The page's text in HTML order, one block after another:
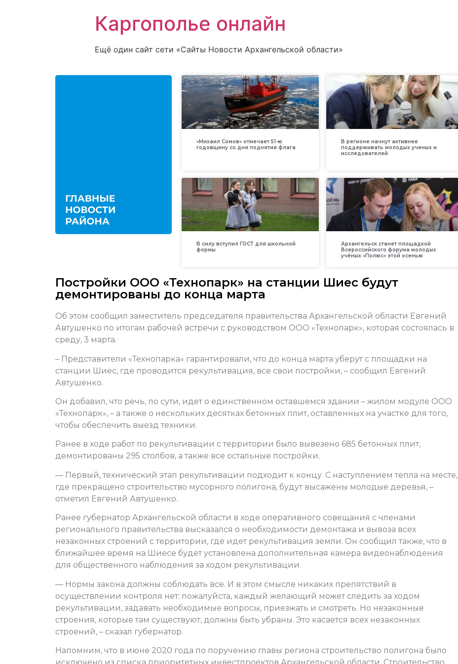
Каргополье онлайн
Ещё один сайт сети «Сайты Новости Архангельской области»
«Михаил Сомов» отмечает 51-ю
годовщину со дня поднятия флага
В регионе начнут активнее
поддерживать молодых ученых и
исследователей
В силу вступил ГОСТ для школьной
формы
Архангельск станет площадкой
Всероссийского форума молодых
учёных «Полюс» этой осенью
Постройки ООО «Технопарк» на станции Шиес будут
демонтированы до конца марта
Об этом сообщил заместитель председателя правительства Архангельской области Евгений
Автушенко по итогам рабочей встречи с руководством ООО «Технопарк», которая состоялась в
среду, 3 марта.
– Представители «Технопарка» гарантировали, что до конца марта уберут с площадки на
станции Шиес, где проводится рекультивация, все свои постройки, – сообщил Евгений
Автушенко.
Он добавил, что речь, по сути, идет о единственном оставшемся здании – жилом модуле ООО
«Технопарк», – а также о нескольких десятках бетонных плит, оставленных на участке для того,
чтобы обеспечить выезд техники.
Ранее в ходе работ по рекультивации с территории было вывезено 685 бетонных плит,
демонтированы 295 столбов, а также все остальные постройки.
— Первый, технический этап рекультивации подходит к концу. С наступлением тепла на месте,
где прекращено строительство мусорного полигона, будут высажены молодые деревья, –
отметил Евгений Автушенко.
Ранее губернатор Архангельской области в ходе оперативного совещания с членами
регионального правительства высказался о необходимости демонтажа и вывоза всех
незаконных строений с территории, где идет рекультивация земли. Он сообщил также, что в
ближайшее время на Шиесе будет установлена дополнительная камера видеонаблюдения
для общественного наблюдения за ходом рекультивации.
— Нормы закона должны соблюдать все. И в этом смысле никаких препятствий в
осуществлении контроля нет: пожалуйста, каждый желающий может следить за ходом
рекультивации, задавать необходимые вопросы, приезжать и смотреть. Но незаконные
строения, которые там существуют, должны быть убраны. Это касается всех незаконных
строений, – сказал губернатор.
Напомним, что в июне 2020 года по поручению главы региона строительство полигона было